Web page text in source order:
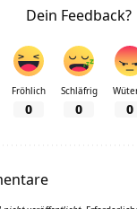
Dein Feedback?
Fröhlich
0
Schläfrig
0 0